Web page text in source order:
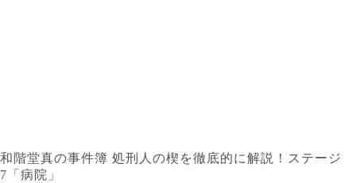
和階堂真の事件簿 処刑人の楔を徹底的に解説！ステージ
7「病院」